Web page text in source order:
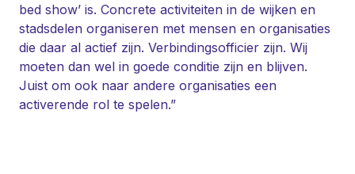
bed show’ is. Concrete activiteiten in de wijken en
stadsdelen organiseren met mensen en organisaties
die daar al actief zijn. Verbindingsofficier zijn. Wij
moeten dan wel in goede conditie zijn en blijven.
Juist om ook naar andere organisaties een
activerende rol te spelen.”